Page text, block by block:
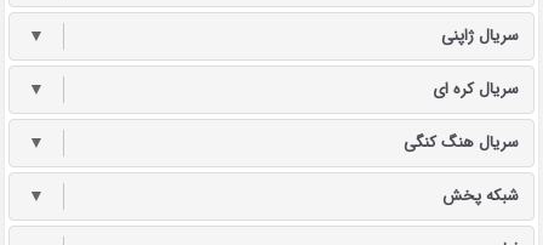
سریال ژاپنی ▼
سریال کره ای ▼
سریال هنگ کنگی ▼
شبکه پخش ▼